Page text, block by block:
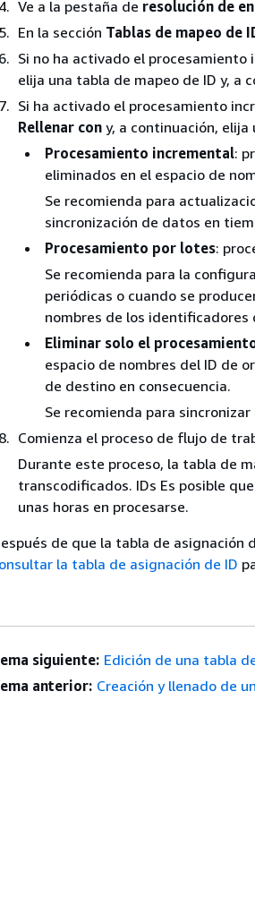
Ve a la pestaña de resolución de
En la sección Tablas de mapeo de
Si no ha activado el
elija una tabla de mapeo de ID y, a
Si ha activado el procesamiento
Rellenar con y, a continuación,
Procesamiento incremental:
eliminados en el espacio de
Se recomienda para
sincronización de datos en
Procesamiento por lotes:
Se recomienda para la
periódicas o cuando se
nombres de los identificadores
Eliminar solo el
espacio de nombres del ID de
de destino en consecuencia.
Se recomienda para
Comienza el proceso de flujo de
Durante este proceso, la tabla de
transcodificados. IDs Es posible
unas horas en procesarse.
de que la tabla de asignación
la tabla de asignación de ID
siguiente: Edición de una tabla
anterior: Creación y llenado de